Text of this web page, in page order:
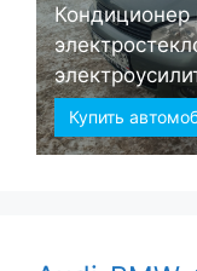
Кондиционер
Купить